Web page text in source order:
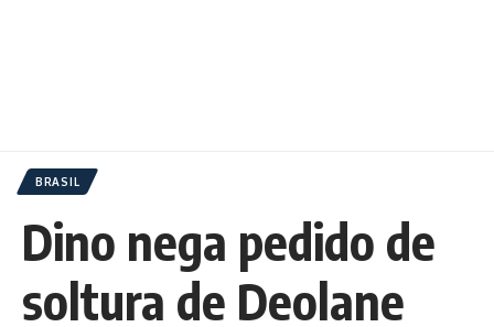
BRASIL
Dino nega pedido de
soltura de Deolane